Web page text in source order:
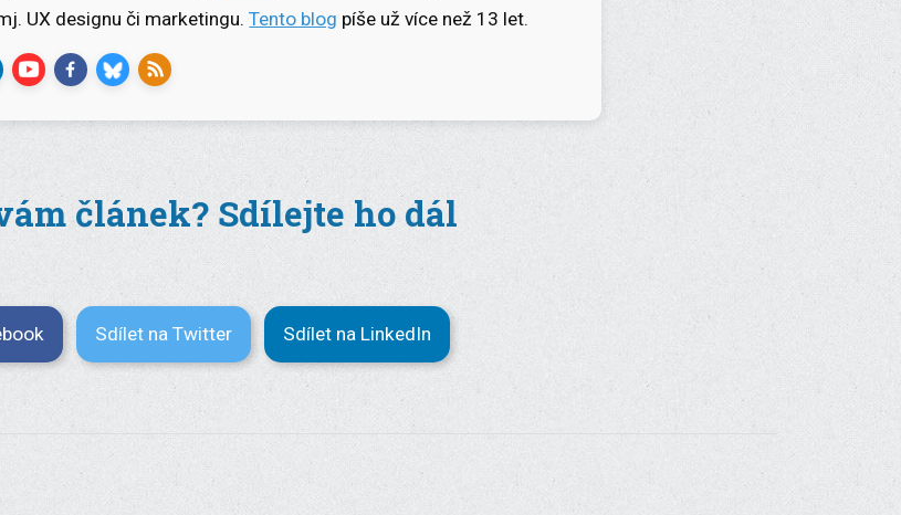
UX designu či marketingu.Tento blog píše už více než 13 let.
článek? Sdílejte ho dál
Sdílet na Twitter Sdílet na LinkedIn